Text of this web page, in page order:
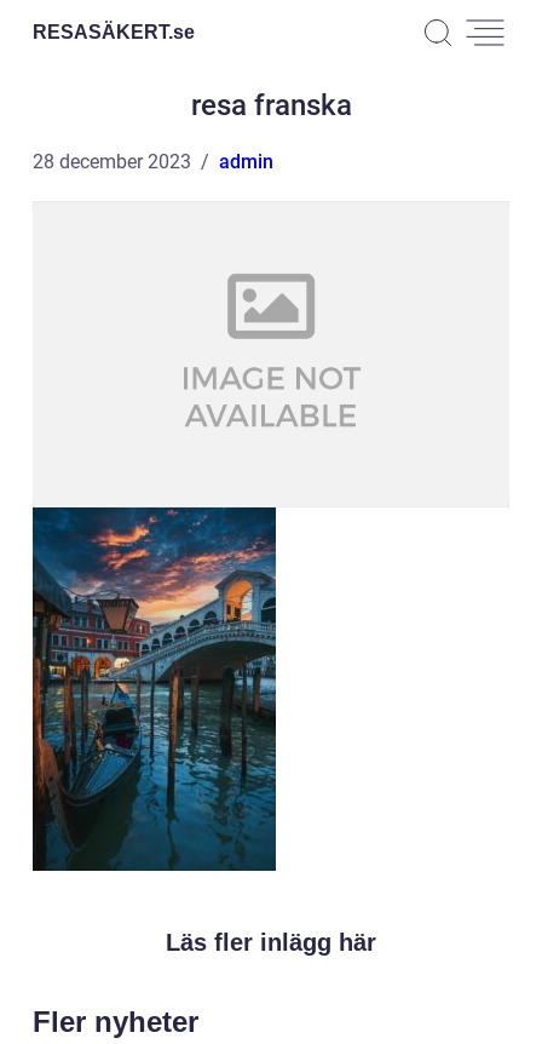
RESASÄKERT.se
resa franska
28 december 2023 admin
Läs fler inlägg här
Fler nyheter